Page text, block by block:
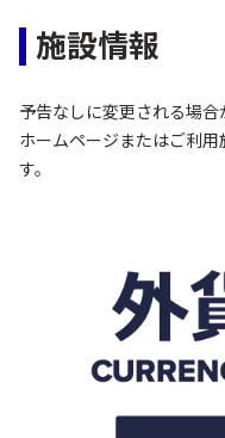
施設情報
予告なしに変更される場合
ホームページまたはご利
す。